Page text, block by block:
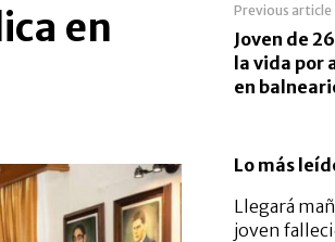
en
Previous article
Joven de
la vida
en
Lo más
Llegará
joven